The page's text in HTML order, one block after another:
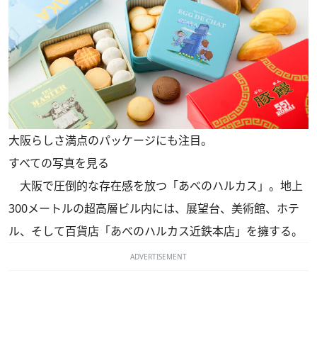
大阪らしさ満点のパッケージにも注目。
すべての写真を見る
大阪で圧倒的な存在感を放つ「あべのハルカス」。地上
300メートルの超高層ビル内には、展望台、美術館、ホテ
ル、そして百貨店「あべのハルカス近鉄本店」を擁する。
ADVERTISEMENT